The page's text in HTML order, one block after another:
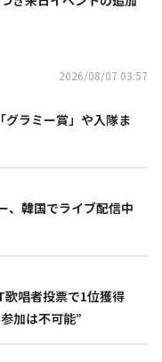
2026/08/07 03:57
ラミー賞」や入隊ま
、韓国でライブ配信中
唱者投票で1位獲得
加は不可能”